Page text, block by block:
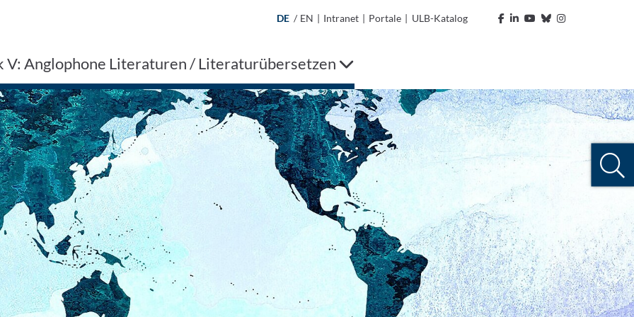
DE / EN | Intranet | Portale | ULB-Katalog
V: Anglophone Literaturen / Literaturübersetzen